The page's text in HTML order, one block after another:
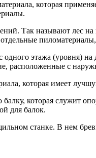
которая
Так называют
этажа (уровня)
расположенные с
которая имеет
которая служит
для балок.
станке. В нем